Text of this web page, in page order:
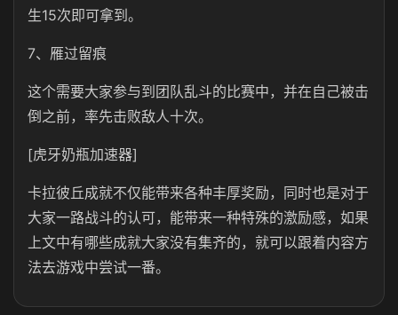
生15次即可拿到。
7、雁过留痕
这个需要大家参与到团队乱斗的比赛中，并在自己被击
倒之前，率先击败敌人十次。
[虎牙奶瓶加速器]
卡拉彼丘成就不仅能带来各种丰厚奖励，同时也是对于
大家一路战斗的认可，能带来一种特殊的激励感，如果
上文中有哪些成就大家没有集齐的，就可以跟着内容方
法去游戏中尝试一番。